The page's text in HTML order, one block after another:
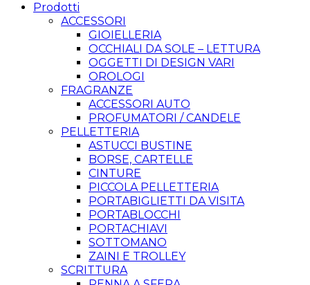
Prodotti
ACCESSORI
GIOIELLERIA
OCCHIALI DA SOLE – LETTURA
OGGETTI DI DESIGN VARI
OROLOGI
FRAGRANZE
ACCESSORI AUTO
PROFUMATORI / CANDELE
PELLETTERIA
ASTUCCI BUSTINE
BORSE, CARTELLE
CINTURE
PICCOLA PELLETTERIA
PORTABIGLIETTI DA VISITA
PORTABLOCCHI
PORTACHIAVI
SOTTOMANO
ZAINI E TROLLEY
SCRITTURA